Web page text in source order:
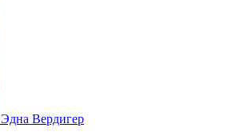
Эдна Вердигер